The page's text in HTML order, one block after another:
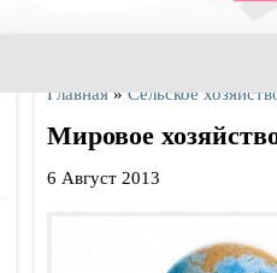
Главная»Сельское
Мировое
6 Август 2013